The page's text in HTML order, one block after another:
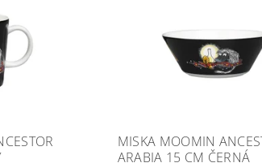
MISKA MOOMIN
ARABIA 15 CM ČERNÁ